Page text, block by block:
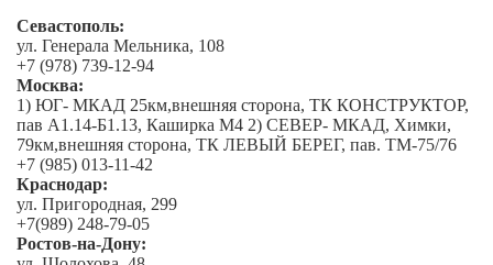
Севастополь:
ул. Генерала Мельника, 108
+7 (978) 739-12-94
Москва:
1) ЮГ- МКАД 25км,внешняя сторона, ТК КОНСТРУКТОР,
пав А1.14-Б1.13, Каширка М4 2) СЕВЕР- МКАД, Химки,
79км,внешняя сторона, ТК ЛЕВЫЙ БЕРЕГ, пав. ТМ-75/76
+7 (985) 013-11-42
Краснодар:
ул. Пригородная, 299
+7(989) 248-79-05
Ростов-на-Дону: